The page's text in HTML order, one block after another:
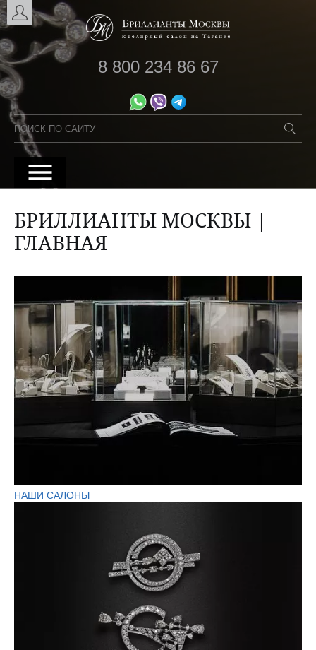
8 800 234 86 67
БРИЛЛИАНТЫ МОСКВЫ |
ГЛАВНАЯ
НАШИ САЛОНЫ